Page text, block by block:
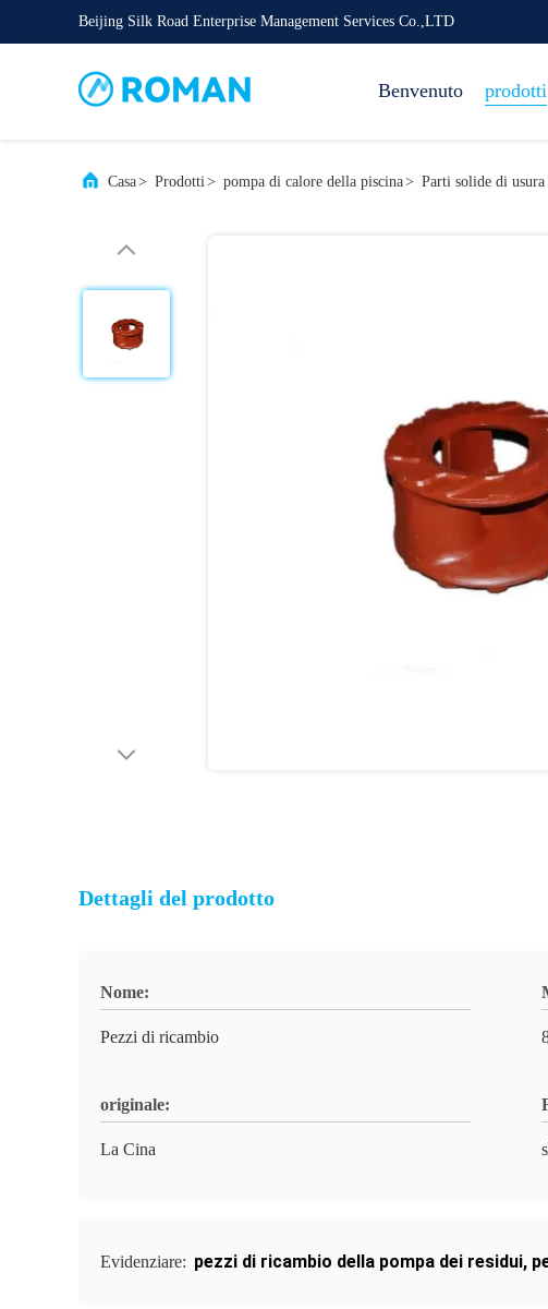
Beijing Silk Road Enterprise Management Services Co.,LTD
Benvenuto prodotti
Casa> Prodotti> pompa di calore della piscina> Parti solide di
Dettagli del prodotto
Nome:
Pezzi di ricambio
originale:
La Cina
Evidenziare: pezzi di ricambio della pompa dei residui,